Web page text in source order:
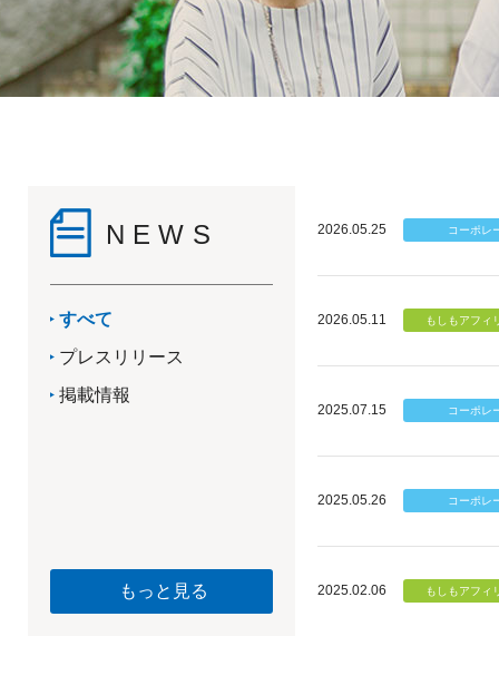
NEWS
すべて
プレスリリース
掲載情報
もっと見る
2026.05.25
2026.05.11
2025.07.15
2025.05.26
2025.02.06